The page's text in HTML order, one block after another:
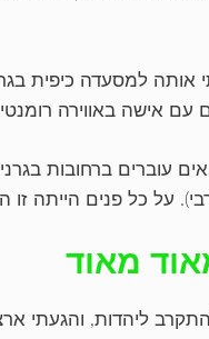
למסעדה כיפית
עם אישה באווירה
עוברים ברחובות
על כל פנים הייתה
מאוד
ליהדות, והגעתי